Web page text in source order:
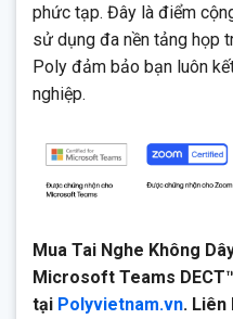
phức tạp. Đây là điểm
sử dụng đa nền tảng họp
Poly đảm bảo bạn luôn
nghiệp.
Mua Tai Nghe Không
Microsoft Teams
tại Polyvietnam.vn. Liên